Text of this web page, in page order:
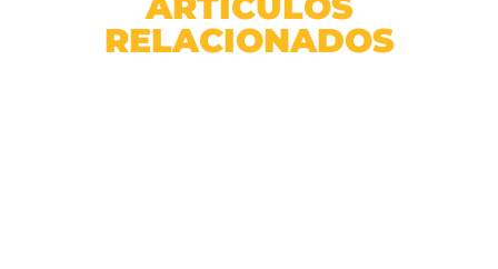
RELACIONADOS